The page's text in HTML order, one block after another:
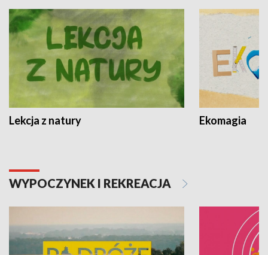
Lekcja z natury Ekomagia
WYPOCZYNEK I REKREACJA